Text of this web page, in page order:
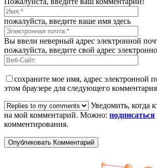
пожалуйста, введите ваше имя здесь
Вы ввели неверный адрес электронной
пожалуйста, введите свой адрес
сохраните мое имя, адрес электронной
этом браузере для следующего
Уведомить, когда
на мой комментарий. Можно: подписаться
комментирования.